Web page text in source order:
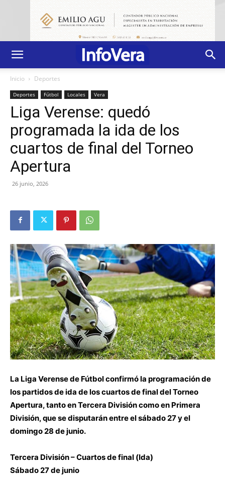
Inicio Deportes
Deportes Fútbol Locales Vera
Liga Verense: quedó
programada la ida de los
cuartos de final del Torneo
Apertura
26 junio, 2026
La Liga Verense de Fútbol confirmó la programación de
los partidos de ida de los cuartos de final del Torneo
Apertura, tanto en Tercera División como en Primera
División, que se disputarán entre el sábado 27 y el
domingo 28 de junio.
Tercera División – Cuartos de final (Ida)
Sábado 27 de junio